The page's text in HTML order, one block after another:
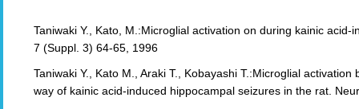
Taniwaki Y., Kato, M.:Microglial activation on during kainic
7 (Suppl. 3) 64-65, 1996
Taniwaki Y., Kato M., Araki T., Kobayashi T.:Microglial
way of kainic acid-induced hippocampal seizures in the rat.